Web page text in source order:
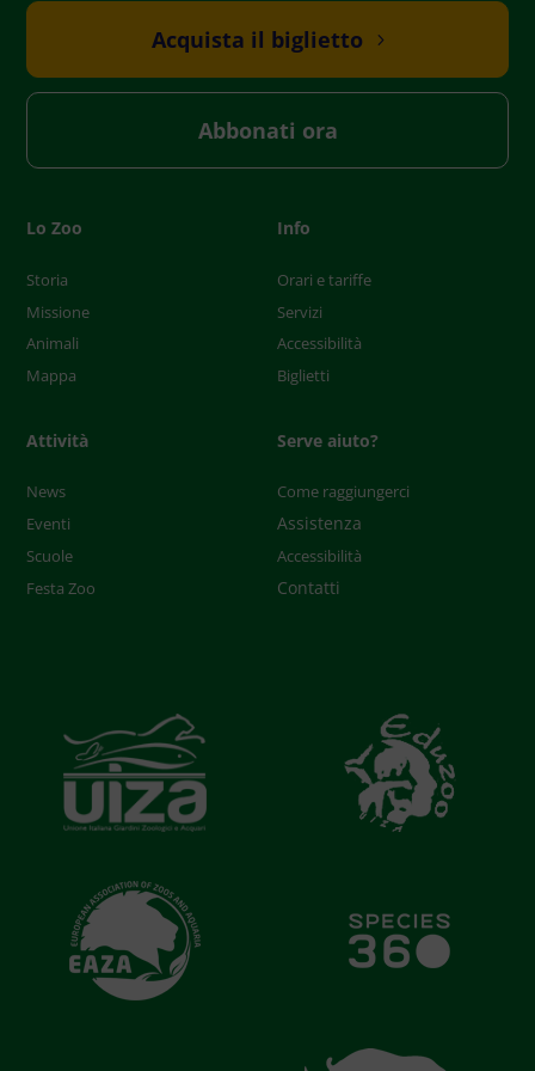
Lo Zoo
Storia
Missione
Animali
Mappa
Info
Orari e tariffe
Servizi
Accessibilità
Biglietti
Attività
News
Eventi
Scuole
Festa Zoo
Serve aiuto?
Come raggiungerci
Assistenza
Accessibilità
Contatti
Acquista il biglietto
Abbonati ora